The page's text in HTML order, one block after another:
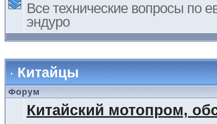
Все технические вопросы по
эндуро
Китайцы
Форум
Китайский мотопром,